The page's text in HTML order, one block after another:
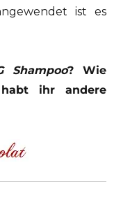
ist es
Shampoo? Wie
ihr andere